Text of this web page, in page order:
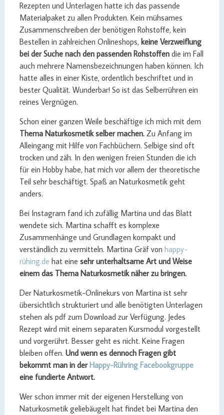
Rezepten und Unterlagen hatte ich das passende
Materialpaket zu allen Produkten. Kein mühsames
Zusammenschreiben der benötigen Rohstoffe, kein
Bestellen in zahlreichen Onlineshops,keine Verzweiflung
bei der Suche nach den passenden Rohstoffendie im Fall
auch mehrere Namensbezeichnungen haben können. Ich
hatte alles in einer Kiste, ordentlich beschriftet und in
bester Qualität. Wunderbar! So ist das Selberrühren ein
reines Vergnügen.
Schon einer ganzen Weile beschäftige ich mich mit dem
Thema Naturkosmetik selber machen.Zu Anfang im
Alleingang mit Hilfe von Fachbüchern. Selbige sind oft
trocken und zäh. In den wenigen freien Stunden die ich
für ein Hobby habe, hat mich vor allem der theoretische
Teil sehr beschäftigt. Spaß an Naturkosmetik geht
anders.
Bei Instagram fand ich zufällig Martina und das Blatt
wendete sich. Martina schafft es komplexe
Zusammenhänge und Grundlagen kompakt und
verständlich zu vermitteln. Martina Gräf von happy-
rühing.de hat eine sehr unterhaltsame Art und Weise
einem das Thema Naturkosmetik näher zu bringen.
Der Naturkosmetik-Onlinekurs von Martina ist sehr
übersichtlich strukturiert und alle benötigten Unterlagen
stehen als pdf zum Download zur Verfügung. Jedes
Rezept wird mit einem separaten Kursmodul vorgestellt
und vorgerührt. Besser geht es nicht. Keine Fragen
bleiben offen. Und wenn es dennoch Fragen gibt
bekommt man in der Happy-Rühring Facebookgruppe
eine fundierte Antwort.
Wer schon immer mit der eigenen Herstellung von
Naturkosmetik geliebäugelt hat findet bei Martina den